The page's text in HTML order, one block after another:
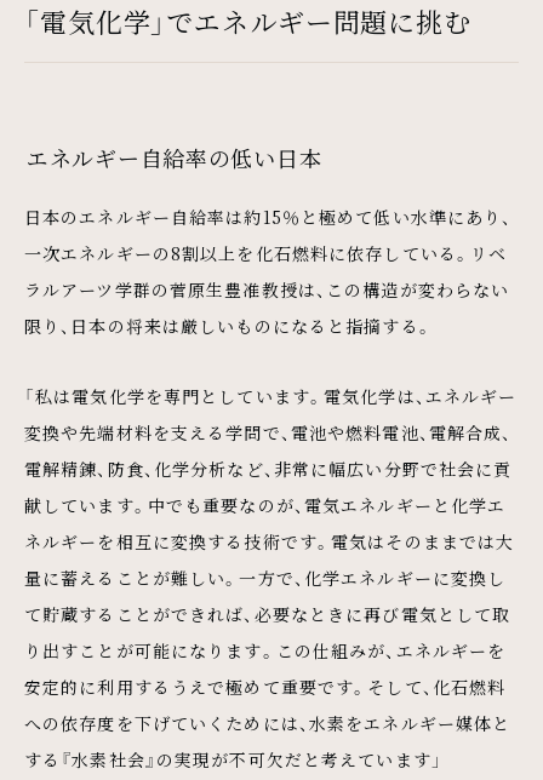
「電気化学」でエネルギー問題に挑む
エネルギー自給率の低い日本
日本のエネルギー自給率は約15％と極めて低い水準にあり、
一次エネルギーの8割以上を化石燃料に依存している。リベ
ラルアーツ学群の菅原生豊准教授は、この構造が変わらない
限り、日本の将来は厳しいものになると指摘する。
「私は電気化学を専門としています。電気化学は、エネルギー
変換や先端材料を支える学問で、電池や燃料電池、電解合成、
電解精錬、防食、化学分析など、非常に幅広い分野で社会に貢
献しています。中でも重要なのが、電気エネルギーと化学エ
ネルギーを相互に変換する技術です。電気はそのままでは大
量に蓄えることが難しい。一方で、化学エネルギーに変換し
て貯蔵することができれば、必要なときに再び電気として取
り出すことが可能になります。この仕組みが、エネルギーを
安定的に利用するうえで極めて重要です。そして、化石燃料
への依存度を下げていくためには、水素をエネルギー媒体と
する『水素社会』の実現が不可欠だと考えています」